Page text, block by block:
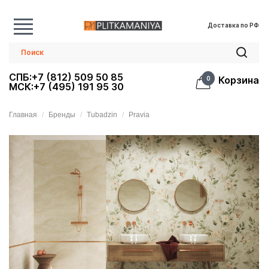
Доставка по РФ
СПБ:+7 (812) 509 50 85
МСК:+7 (495) 191 95 30
0 Корзина
Главная Бренды Tubadzin Pravia